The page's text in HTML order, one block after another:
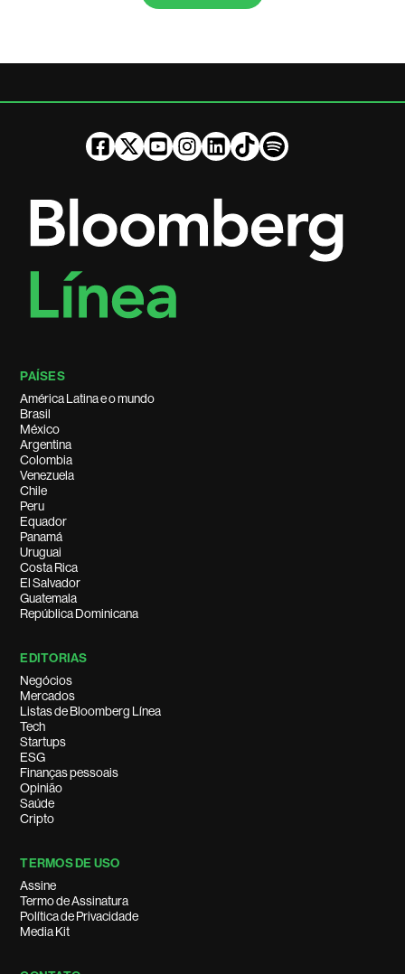
PAÍSES
América Latina e o mundo
Brasil
México
Argentina
Colombia
Venezuela
Chile
Peru
Equador
Panamá
Uruguai
Costa Rica
El Salvador
Guatemala
República Dominicana
EDITORIAS
Negócios
Mercados
Listas de Bloomberg Línea
Tech
Startups
ESG
Finanças pessoais
Opinião
Saúde
Cripto
TERMOS DE USO
Assine
Termo de Assinatura
Política de Privacidade
Media Kit